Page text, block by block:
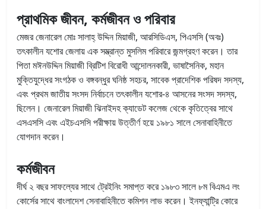
প্রাথমিক জীবন, কর্মজীবন ও পরিবার
মেজর জেনারেল মোঃ সালাহ্ উদ্দিন মিয়াজী, আরসিডিএস, পিএসসি (অবঃ)
তৎকালীন যশোর জেলায় এক সম্ভ্রান্ত মুসলিম পরিবারে জন্মগ্রহণ করেন। তার
পিতা মঈনউদ্দিন মিয়াজী ব্রিটিশ বিরোধী আন্দোলনকারী, ভাষাসৈনিক, মহান
মুক্তিযুদ্ধের সংগঠক ও বঙ্গবন্ধুর ঘনিষ্ঠ সহচর, সাবেক প্রাদেশিক পরিষদ সদস্য,
এবং প্রথম জাতীয় সংসদ নির্বাচনে তৎকালীন যশোর-৪ আসনের সংসদ সদস্য,
ছিলেন। জেনারেল মিয়াজী ঝিনাইদহ ক্যাডেট কলেজ থেকে কৃতিত্বের সাথে
এসএসসি এবং এইচএসসি পরীক্ষায় উত্তীর্ণ হয়ে ১৯৮১ সালে সেনাবাহিনীতে
যোগদান করেন।
কর্মজীবন
দীর্ঘ ২ বছর সাফল্যের সাথে ট্রেইনিং সমাপ্ত করে ১৯৮৩ সালে ৮ম বিএমএ লং
কোর্সের সাথে বাংলাদেশ সেনাবাহিনীতে কমিশন লাভ করেন। ইনফ্যান্ট্রি কোরে